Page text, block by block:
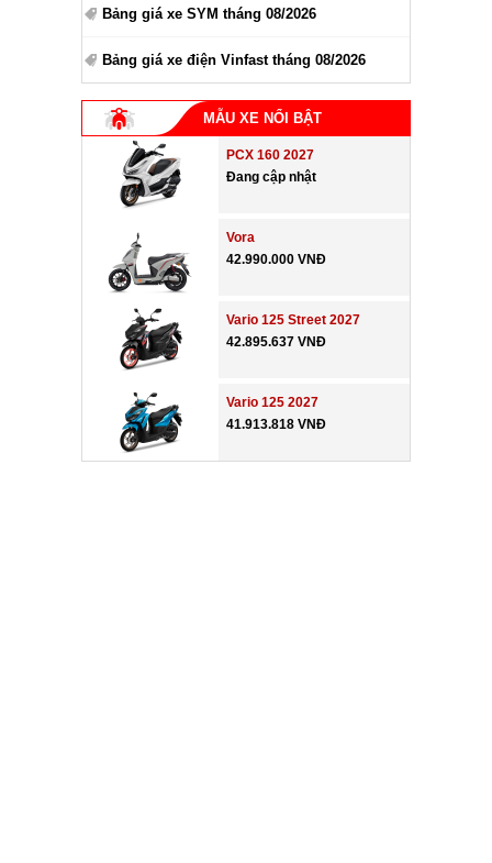
Bảng giá xe SYM tháng 08/2026
Bảng giá xe điện Vinfast tháng 08/2026
MẪU XE NỔI BẬT
PCX 160 2027
Đang cập nhật
Vora
42.990.000 VNĐ
Vario 125 Street 2027
42.895.637 VNĐ
Vario 125 2027
41.913.818 VNĐ